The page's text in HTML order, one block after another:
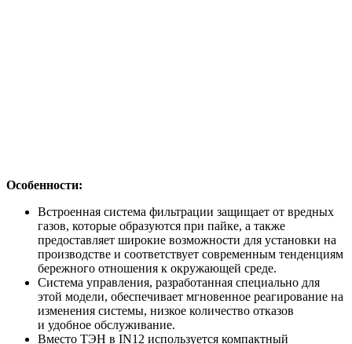
Особенности:
Встроенная система фильтрации защищает от вредных
газов, которые образуются при пайке, а также
предоставляет широкие возможности для установки на
производстве и соответствует современным тенденциям
бережного отношения к окружающей среде.
Система управления, разработанная специально для
этой модели, обеспечивает мгновенное реагирование на
изменения системы, низкое количество отказов
и удобное обслуживание.
Вместо ТЭН в IN12 используется компактный